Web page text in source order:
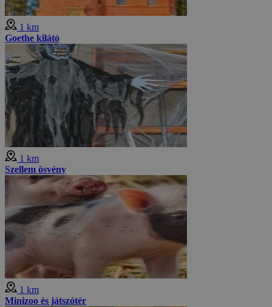
1 km
Goethe kilátó
1 km
Szellem ösvény
1 km
Minizoo és játszótér